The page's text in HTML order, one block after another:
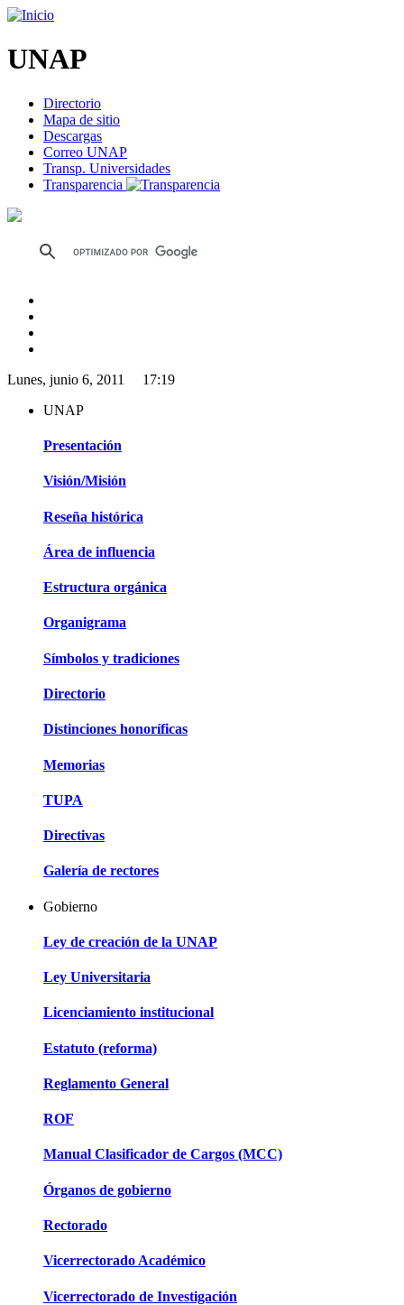
UNAP
Directorio
Mapa de sitio
Descargas
Correo UNAP
Transp. Universidades
Transparencia
Lunes, junio 6, 2011 17:19
UNAP
Presentación
Visión/Misión
Reseña histórica
Área de influencia
Estructura orgánica
Organigrama
Símbolos y tradiciones
Directorio
Distinciones honoríficas
Memorias
TUPA
Directivas
Galería de rectores
Gobierno
Ley de creación de la UNAP
Ley Universitaria
Licenciamiento institucional
Estatuto (reforma)
Reglamento General
ROF
Manual Clasificador de Cargos (MCC)
Órganos de gobierno
Rectorado
Vicerrectorado Académico
Vicerrectorado de Investigación